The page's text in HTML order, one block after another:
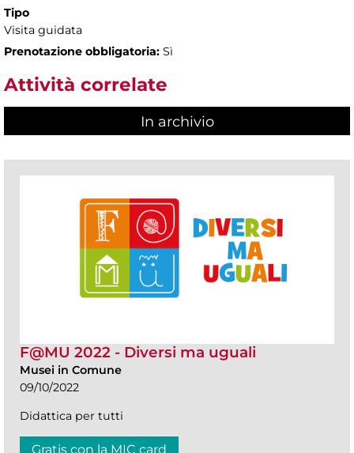
Tipo
Visita guidata
Prenotazione obbligatoria: Sì
Attività correlate
In archivio
F@MU 2022 - Diversi ma uguali
Musei in Comune
09/10/2022
Didattica per tutti
Gratis con la MIC card